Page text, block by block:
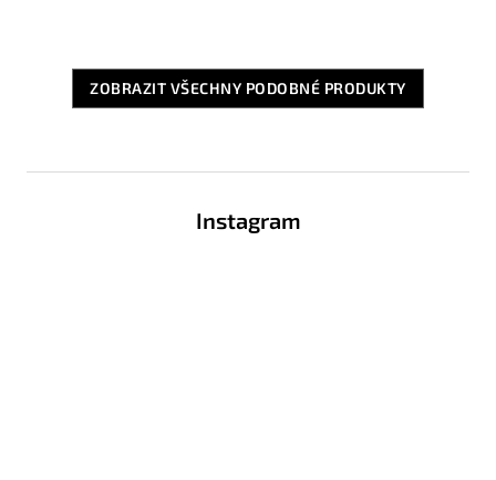
ZOBRAZIT VŠECHNY PODOBNÉ PRODUKTY
Instagram